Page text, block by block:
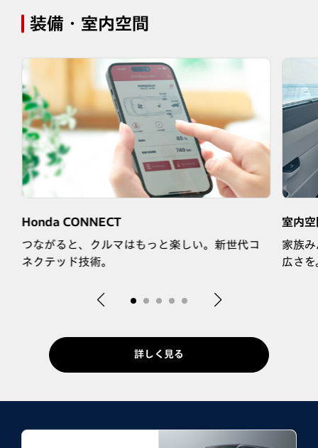
装備・室内空間
Honda CONNECT
つながると、クルマはもっと楽しい。新世代コ
ネクテッド技術。
室内
家族
広さを
詳しく見る